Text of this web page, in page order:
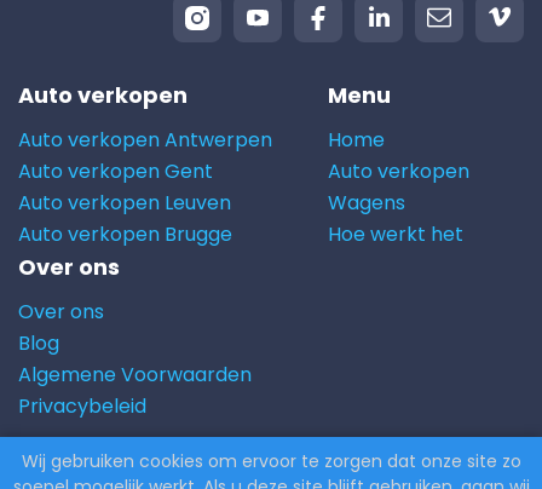
Auto verkopen
Auto verkopen Antwerpen
Auto verkopen Gent
Auto verkopen Leuven
Auto verkopen Brugge
Menu
Home
Auto verkopen
Wagens
Hoe werkt het
Over ons
Over ons
Blog
Algemene Voorwaarden
Privacybeleid
© 2026 Carito.com. | Alle rechten voorbehouden |
Wij gebruiken cookies om ervoor te zorgen dat onze site zo